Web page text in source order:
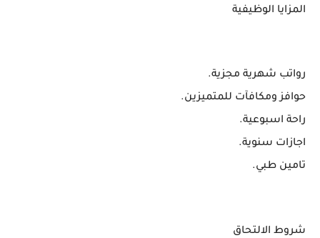
المزايا الوظيفية
رواتب شهرية مجزية.
حوافز ومكافآت للمتميزين.
راحة اسبوعية.
اجازات سنوية.
تامين طبي.
شروط الالتحاق